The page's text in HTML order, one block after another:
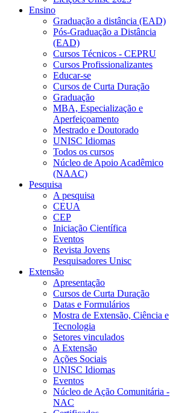
Ensino
Graduação a distância (EAD)
Pós-Graduação a Distância
(EAD)
Cursos Técnicos - CEPRU
Cursos Profissionalizantes
Educar-se
Cursos de Curta Duração
Graduação
MBA, Especialização e
Aperfeiçoamento
Mestrado e Doutorado
UNISC Idiomas
Todos os cursos
Núcleo de Apoio Acadêmico
(NAAC)
Pesquisa
A pesquisa
CEUA
CEP
Iniciação Científica
Eventos
Revista Jovens
Pesquisadores Unisc
Extensão
Apresentação
Cursos de Curta Duração
Datas e Formulários
Mostra de Extensão, Ciência e
Tecnologia
Setores vinculados
A Extensão
Ações Sociais
UNISC Idiomas
Eventos
Núcleo de Ação Comunitária -
NAC